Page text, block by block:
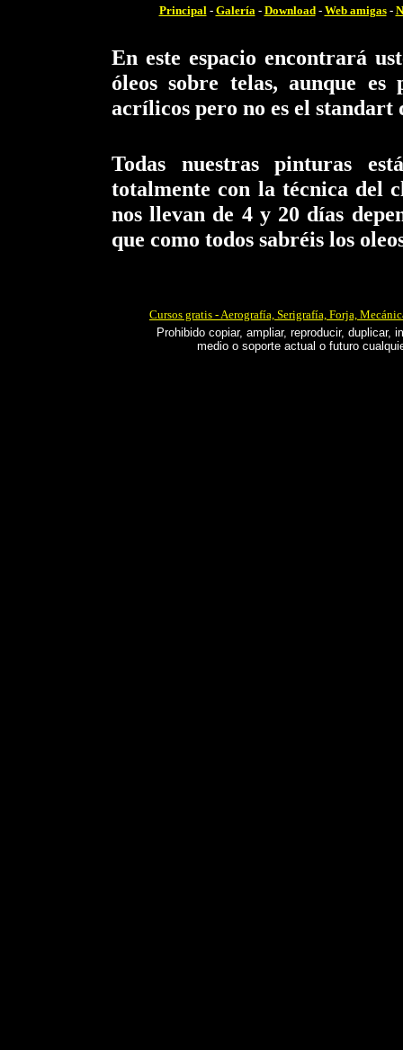
Principal- Galería- Download- Web amigas-
En este espacio encontrará
óleos sobre telas, aunque es
acrílicos pero no es el standart
Todas nuestras pinturas
totalmente con la técnica del
nos llevan de 4 y 20 días
que como todos sabréis los
Cursos gratis - Aerografía, Serigrafía, Forja,
Prohibido copiar, ampliar, reproducir, duplicar,
medio o soporte actual o futuro